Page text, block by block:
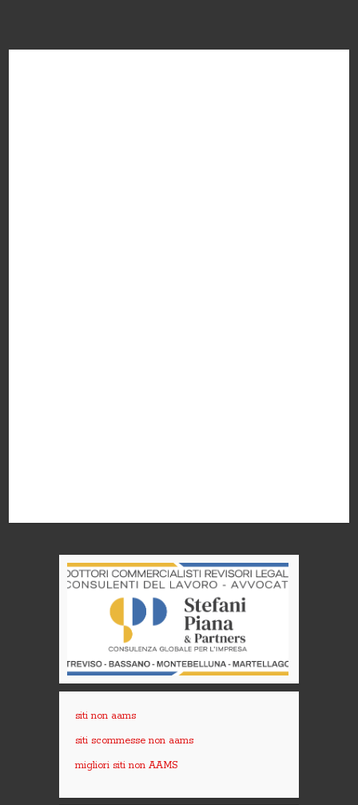
siti non aams
siti scommesse non aams
migliori siti non AAMS